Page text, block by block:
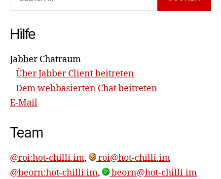
Hilfe
Jabber Chatraum
Über Jabber Client beitreten
Dem webbasierten Chat beitreten
E-Mail
Team
@roi:hot-chilli.im,
roi@hot-chilli.im
@beorn:hot-chilli.im, beorn@hot-chilli.im